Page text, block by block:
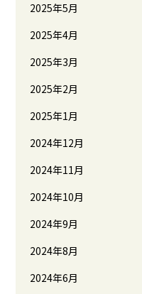
2025年5月
2025年4月
2025年3月
2025年2月
2025年1月
2024年12月
2024年11月
2024年10月
2024年9月
2024年8月
2024年6月